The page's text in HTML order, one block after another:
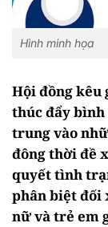
Hình minh họa
Hội đồng kêu
thúc đẩy
trung vào
đông thời đề
quyết tình
phân biệt đối
nữ và trẻ em